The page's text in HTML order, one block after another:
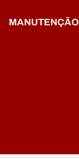
MANUTENÇÃO